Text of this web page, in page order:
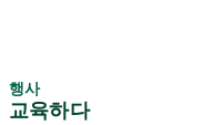
행사
교육하다